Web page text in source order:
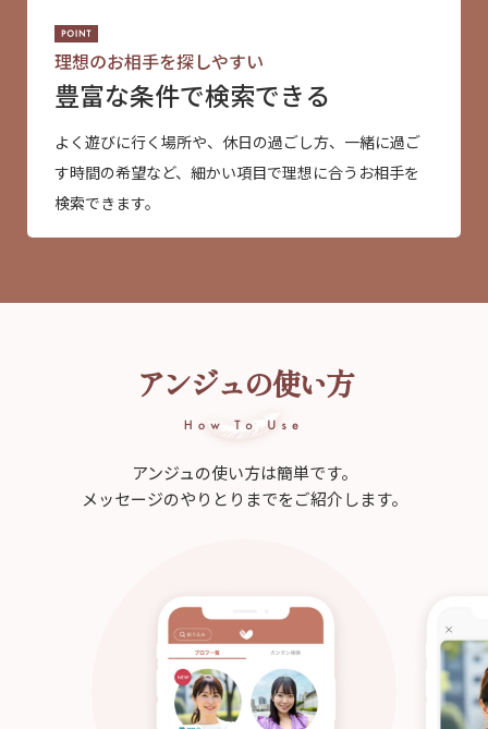
理想のお相手を探しやすい
豊富な条件で検索できる
よく遊びに行く場所や、休日の過ごし方、一緒に過ご
す時間の希望など、細かい項目で理想に合うお相手を
検索できます。
アンジュの使い方
アンジュの使い方は簡単です。
メッセージのやりとりまでをご紹介します。